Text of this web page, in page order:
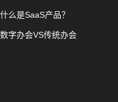
什么是SaaS产品？
数字办会VS传统办会